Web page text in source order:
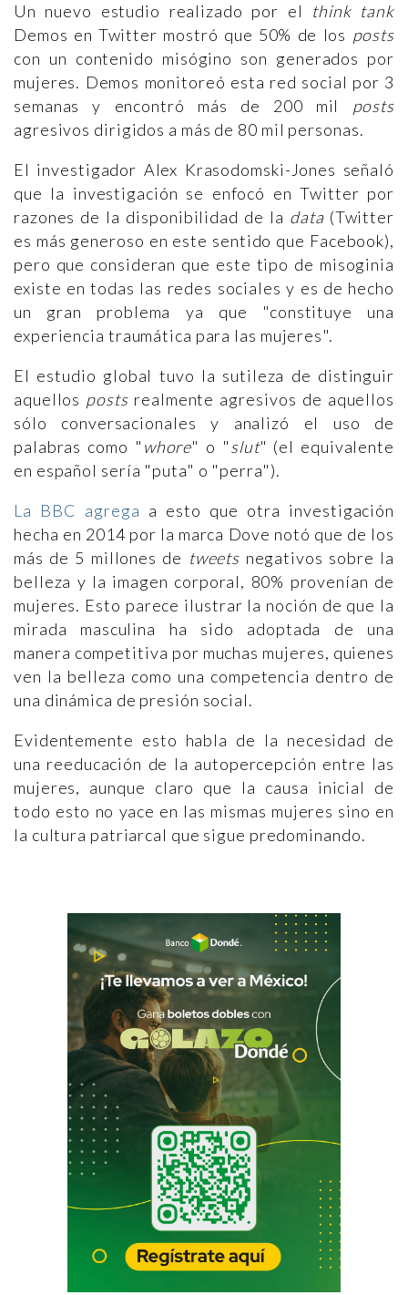
Un nuevo estudio realizado por el think tank
Demos en Twitter mostró que 50% de los posts
con un contenido misógino son generados por
mujeres. Demos monitoreó esta red social por 3
semanas y encontró más de 200 mil posts
agresivos dirigidos a más de 80 mil personas.
El investigador Alex Krasodomski-Jones señaló
que la investigación se enfocó en Twitter por
razones de la disponibilidad de la data (Twitter
es más generoso en este sentido que Facebook),
pero que consideran que este tipo de misoginia
existe en todas las redes sociales y es de hecho
un gran problema ya que "constituye una
experiencia traumática para las mujeres".
El estudio global tuvo la sutileza de distinguir
aquellos postsrealmente agresivos de aquellos
sólo conversacionales y analizó el uso de
palabras como " whore" o "slut" (el equivalente
en español sería "puta" o "perra").
La BBC agrega a esto que otra investigación
hecha en 2014 por la marca Dove notó que de los
más de 5 millones de tweets negativos sobre la
belleza y la imagen corporal, 80% provenían de
mujeres. Esto parece ilustrar la noción de que la
mirada masculina ha sido adoptada de una
manera competitiva por muchas mujeres, quienes
ven la belleza como una competencia dentro de
una dinámica de presión social.
Evidentemente esto habla de la necesidad de
una reeducación de la autopercepción entre las
mujeres, aunque claro que la causa inicial de
todo esto no yace en las mismas mujeres sino en
la cultura patriarcal que sigue predominando.